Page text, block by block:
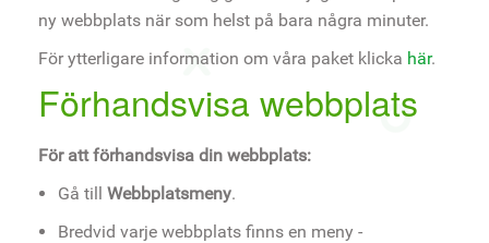
ny webbplats när som helst på bara några minuter.
För ytterligare information om våra paket klicka här.
Förhandsvisa webbplats
För att förhandsvisa din webbplats:
Gå till Webbplatsmeny.
Bredvid varje webbplats finns en meny -